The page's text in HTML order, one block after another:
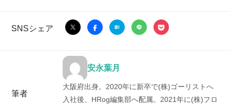
SNSシェア
筆者
安永葉月
大阪府出身。2020年に新卒で(株)ゴーリストへ
入社後、HRog編集部へ配属。2021年に(株)フロ